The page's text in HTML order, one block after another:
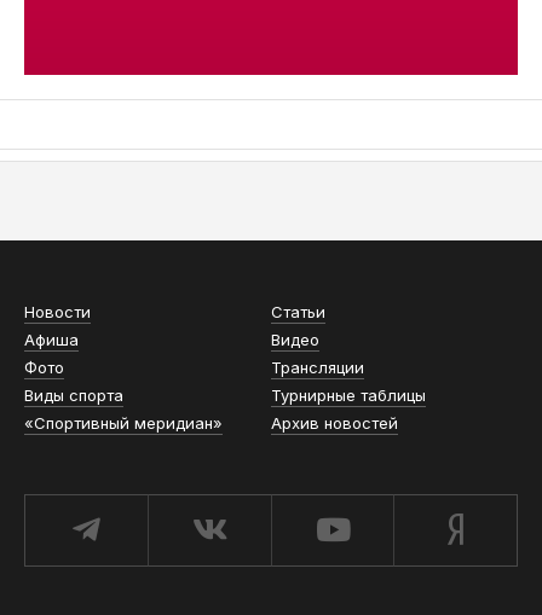
Новости
Статьи
Афиша
Видео
Фото
Трансляции
Виды спорта
Турнирные таблицы
«Спортивный меридиан»
Архив новостей